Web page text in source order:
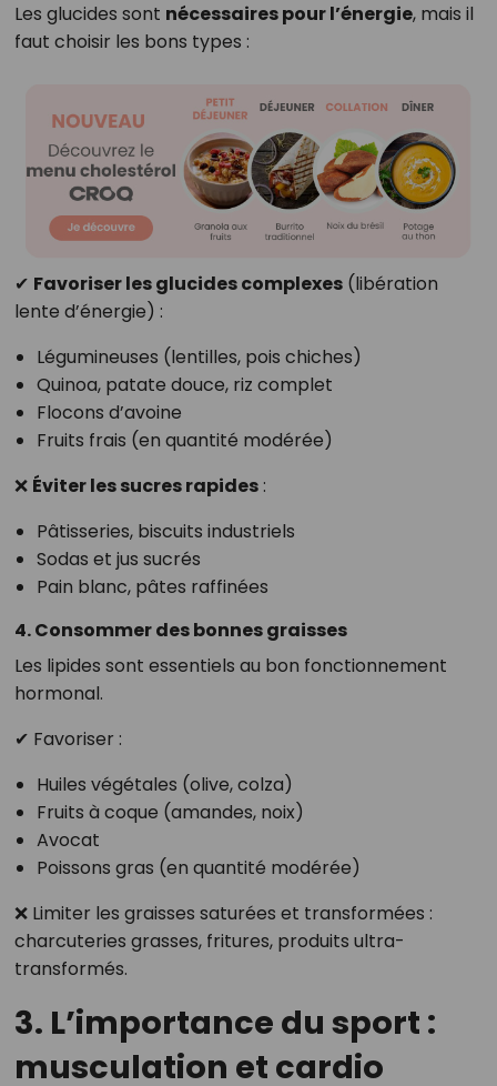
Les glucides sont nécessaires pour l’énergie, mais il
faut choisir les bons types :
✔ Favoriser les glucides complexes(libération
lente d’énergie) :
Légumineuses (lentilles, pois chiches)
Quinoa, patate douce, riz complet
Flocons d’avoine
Fruits frais (en quantité modérée)
❌ Éviter les sucres rapides:
Pâtisseries, biscuits industriels
Sodas et jus sucrés
Pain blanc, pâtes raffinées
4. Consommer des bonnes graisses
Les lipides sont essentiels au bon fonctionnement
hormonal.
✔ Favoriser :
Huiles végétales (olive, colza)
Fruits à coque (amandes, noix)
Avocat
Poissons gras (en quantité modérée)
❌ Limiter les graisses saturées et transformées :
charcuteries grasses, fritures, produits ultra-
transformés.
3. L’importance du sport :
musculation et cardio